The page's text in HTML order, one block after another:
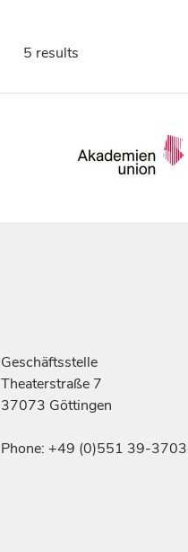
5 results
Geschäftsstelle
Theaterstraße 7
37073 Göttingen
Phone: +49 (0)551 39-